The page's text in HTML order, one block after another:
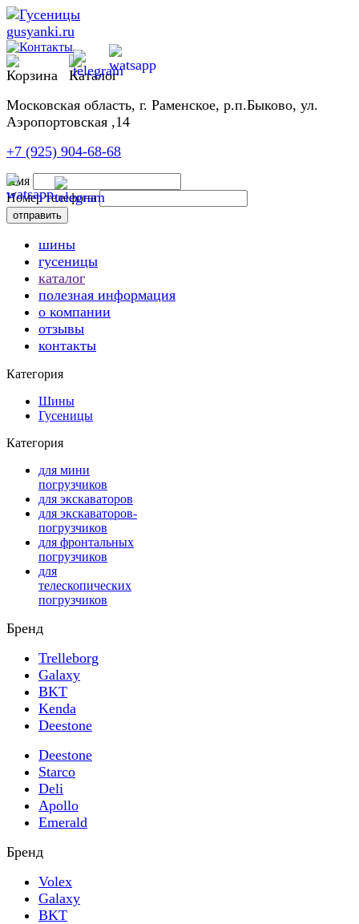
Московская область, г. Раменское, р.п.Быково, ул.
Аэропортовская ,14
+7 (925) 904-68-68
Имя
Номер телефона
шины
гусеницы
каталог
полезная информация
о компании
отзывы
контакты
Категория
Шины
Гусеницы
Категория
для мини
погрузчиков
для экскаваторов
для экскаваторов-
погрузчиков
для фронтальных
погрузчиков
для
телескопических
погрузчиков
Бренд
Trelleborg
Galaxy
BKT
Kenda
Deestone
Deestone
Starco
Deli
Apollo
Emerald
Бренд
Volex
Galaxy
BKT